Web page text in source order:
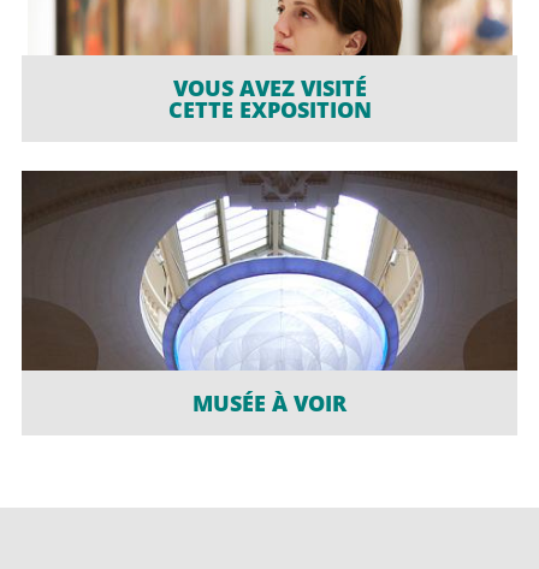
VOUS AVEZ VISITÉ
CETTE EXPOSITION
MUSÉE À VOIR